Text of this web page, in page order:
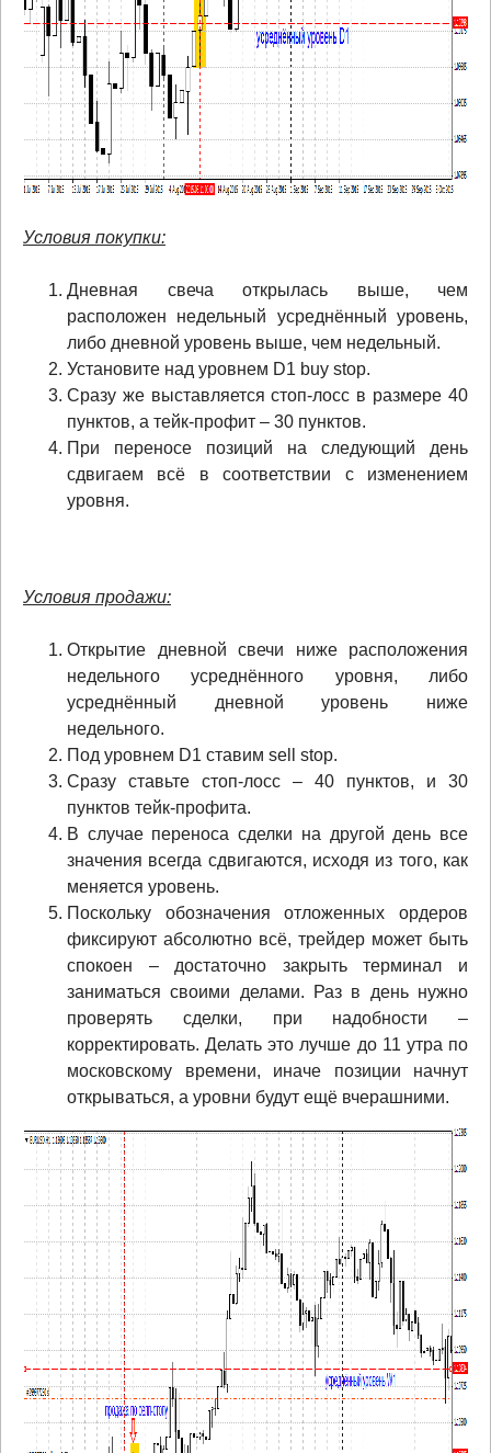
Условия покупки:
Дневная свеча открылась выше, чем
расположен недельный усреднённый уровень,
либо дневной уровень выше, чем недельный.
Установите над уровнем D1 buy stop.
Сразу же выставляется стоп-лосс в размере 40
пунктов, а тейк-профит – 30 пунктов.
При переносе позиций на следующий день
сдвигаем всё в соответствии с изменением
уровня.
Условия продажи:
Открытие дневной свечи ниже расположения
недельного усреднённого уровня, либо
усреднённый дневной уровень ниже
недельного.
Под уровнем D1 ставим sell stop.
Сразу ставьте стоп-лосс – 40 пунктов, и 30
пунктов тейк-профита.
В случае переноса сделки на другой день все
значения всегда сдвигаются, исходя из того, как
меняется уровень.
Поскольку обозначения отложенных ордеров
фиксируют абсолютно всё, трейдер может быть
спокоен – достаточно закрыть терминал и
заниматься своими делами. Раз в день нужно
проверять сделки, при надобности –
корректировать. Делать это лучше до 11 утра по
московскому времени, иначе позиции начнут
открываться, а уровни будут ещё вчерашними.